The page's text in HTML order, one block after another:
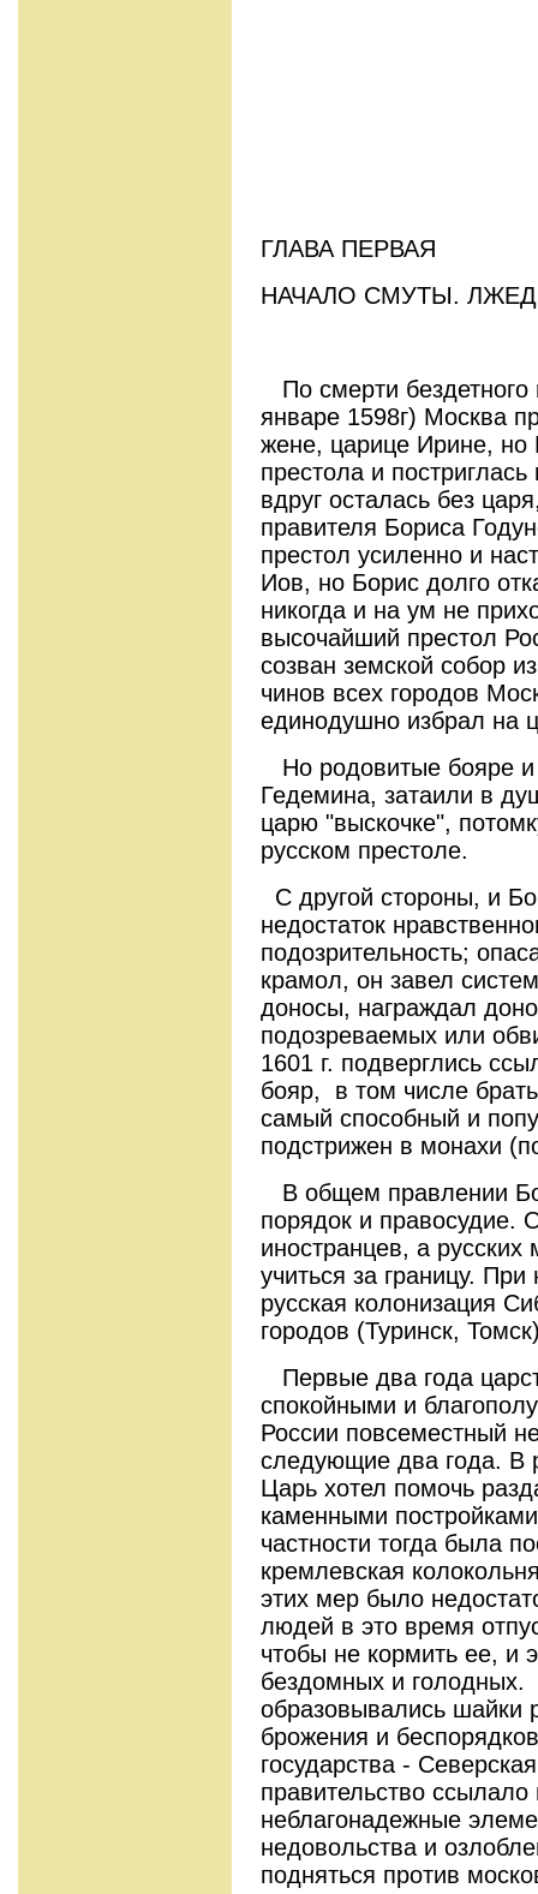
ГЛАВА ПЕРВАЯ
НАЧАЛО СМУТЫ.
По смерти
январе 1598г) Москва
жене, царице Ирине, но
престола и
вдруг осталась без
правителя Бориса
престол усиленно и
Иов, но Борис долго
никогда и на ум не
высочайший престол
созван земской собор
чинов всех городов
единодушно избрал на
Но родовитые бояре и
Гедемина, затаили в
царю "выскочке",
русском престоле.
С другой стороны, и
недостаток
подозрительность;
крамол, он завел
доносы, награждал
подозреваемых или
1601 г. подверглись
бояр, в том числе
самый способный и
подстрижен в монахи
В общем правлении
порядок и правосудие.
иностранцев, а
учиться за границу.
русская колонизация
городов (Туринск,
Первые два года
спокойными и
России повсеместный
следующие два года. В
Царь хотел помочь
каменными
частности тогда была
кремлевская
этих мер было
людей в это время
чтобы не кормить ее, и
бездомных и
образовывались шайки
брожения и
государства -
правительство
неблагонадежные
недовольства и
подняться против